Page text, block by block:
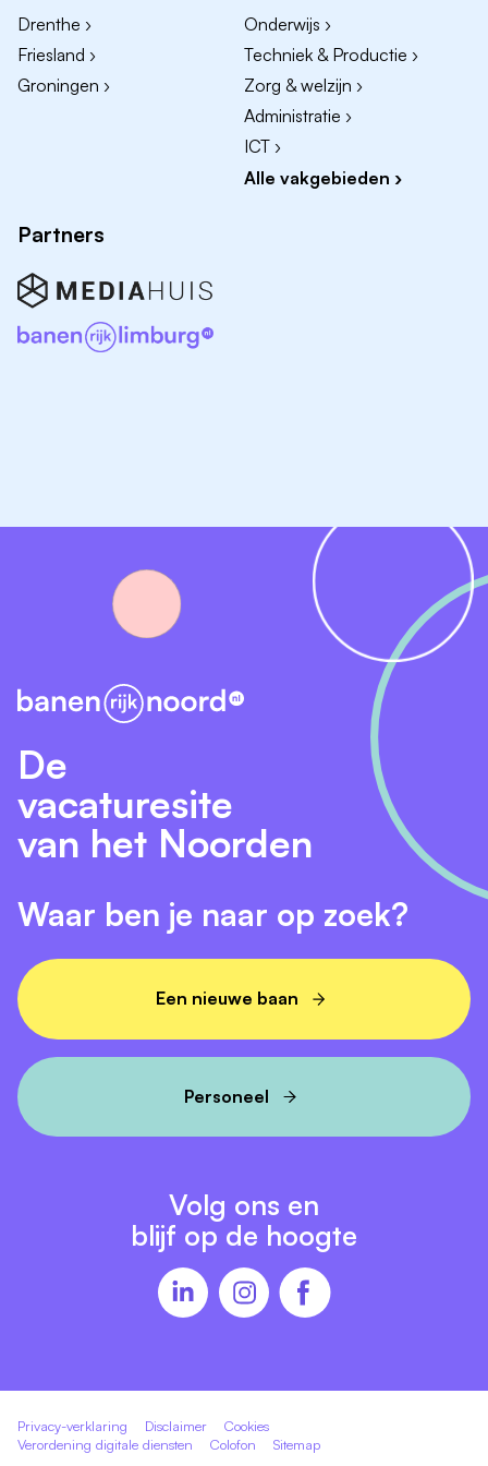
Drenthe ›
Friesland ›
Groningen ›
Onderwijs ›
Techniek & Productie ›
Zorg & welzijn ›
Administratie ›
ICT ›
Alle vakgebieden ›
Partners
De
vacaturesite
van het Noorden
Waar ben je naar op zoek?
Een nieuwe baan
Personeel
Volg ons en
blijf op de hoogte
Privacy-verklaring Disclaimer
Cookies
Verordening digitale diensten
Colofon Sitemap